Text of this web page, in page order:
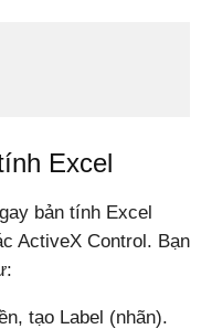
Excel
bản tính Excel
ActiveX Control. Bạn
tạo Label (nhãn).